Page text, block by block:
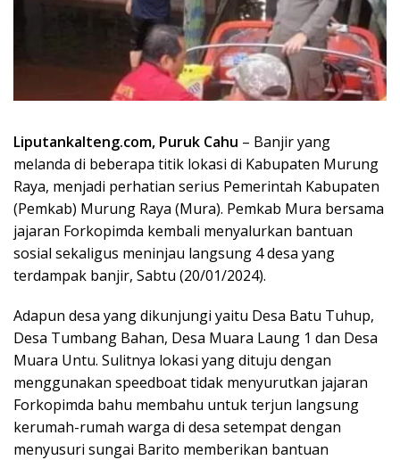
Liputankalteng.com, Puruk Cahu – Banjir yang
melanda di beberapa titik lokasi di Kabupaten Murung
Raya, menjadi perhatian serius Pemerintah Kabupaten
(Pemkab) Murung Raya (Mura). Pemkab Mura bersama
jajaran Forkopimda kembali menyalurkan bantuan
sosial sekaligus meninjau langsung 4 desa yang
terdampak banjir, Sabtu (20/01/2024).
Adapun desa yang dikunjungi yaitu Desa Batu Tuhup,
Desa Tumbang Bahan, Desa Muara Laung 1 dan Desa
Muara Untu. Sulitnya lokasi yang dituju dengan
menggunakan speedboat tidak menyurutkan jajaran
Forkopimda bahu membahu untuk terjun langsung
kerumah-rumah warga di desa setempat dengan
menyusuri sungai Barito memberikan bantuan